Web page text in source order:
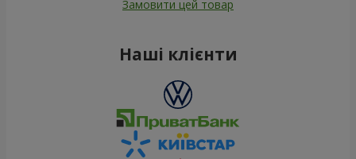
Замовити цей товар
Наші клієнти